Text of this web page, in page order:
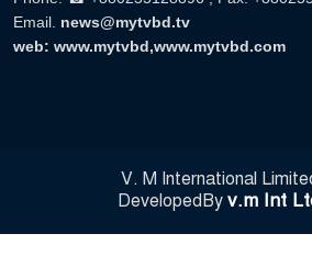
Email. news@mytvbd.tv
web: www.mytvbd,www.mytvbd.com
V. M International
DevelopedBy v.m Int